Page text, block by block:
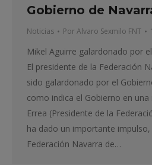
Gobierno de
Noticias PorAlvaro Sexmilo FNT
Mikel Aguirre galardonado por
El presidente de la Federación
sido galardonado por el
como indica el Gobierno en
Errea (Presidente de la
ha dado un importante
Federación Navarra de…